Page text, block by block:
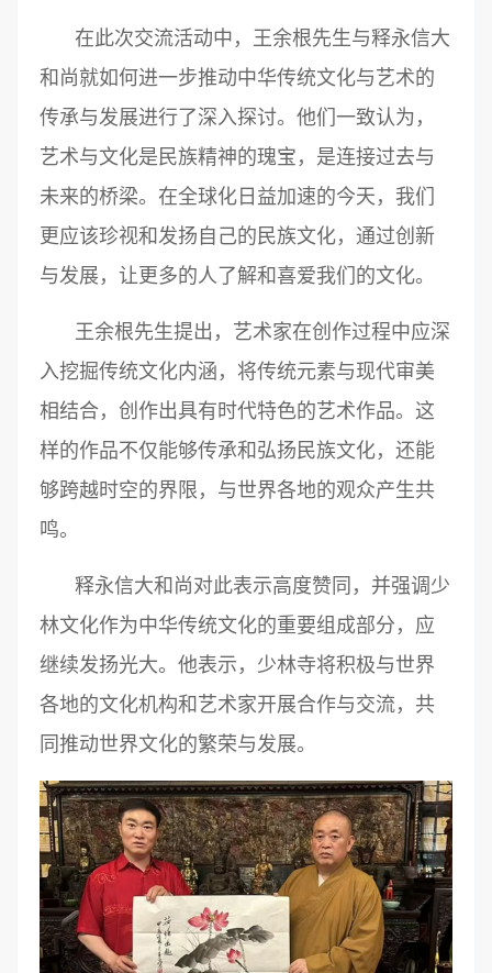
在此次交流活动中，王余根先生与释永信大
和尚就如何进一步推动中华传统文化与艺术的
传承与发展进行了深入探讨。他们一致认为，
艺术与文化是民族精神的瑰宝，是连接过去与
未来的桥梁。在全球化日益加速的今天，我们
更应该珍视和发扬自己的民族文化，通过创新
与发展，让更多的人了解和喜爱我们的文化。
王余根先生提出，艺术家在创作过程中应深
入挖掘传统文化内涵，将传统元素与现代审美
相结合，创作出具有时代特色的艺术作品。这
样的作品不仅能够传承和弘扬民族文化，还能
够跨越时空的界限，与世界各地的观众产生共
鸣。
释永信大和尚对此表示高度赞同，并强调少
林文化作为中华传统文化的重要组成部分，应
继续发扬光大。他表示，少林寺将积极与世界
各地的文化机构和艺术家开展合作与交流，共
同推动世界文化的繁荣与发展。